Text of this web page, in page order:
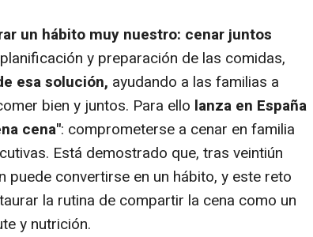
un hábito muy nuestro: cenar juntos
y preparación de las comidas,
esa solución, ayudando a las familias a
bien y juntos. Para ello lanza en España
cena": comprometerse a cenar en familia
Está demostrado que, tras veintiún
puede convertirse en un hábito, y este reto
la rutina de compartir la cena como un
y nutrición.